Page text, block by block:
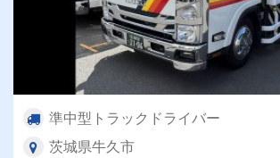
準中型トラックドライバー
茨城県牛久市